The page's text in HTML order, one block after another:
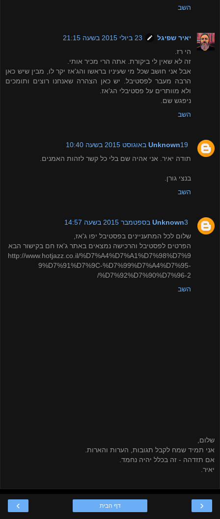
השב
יאיר שפיגל
23 ביולי 2015 בשעה 21:15
הי רז.
זה לא שאין לי ביקורת. אתה הרי מכיר אותי.
אבל אני חושב שכל מי שעיניו בראשו והג'אז יקר לו, מבין שיש כאן
הרבה מעבר לפסטיבל. יש כאן הצהרה שאנחנו רוצים ותומכים
ולא מוותרים על פסטיבלי הג'אז.
ניפגש שם.
השב
Unknown19 באוגוסט 2015 בשעה 10:40
תודה יאיר. אני אהיה שם בלי כל קשר לזהות האמנים.
בנצי גורן.
השב
Unknown3 בספטמבר 2015 בשעה 14:57
שלום לכל המתעניינים בפסטיבל יפו ג'אז,
הפרטים לפסטיבל והרכישה נמצאים באתר ג'אז חם בקישור הבא
http://www.hotjazz.co.il/%D7%A4%D7%A1%D7%98%D7%9
9%D7%91%D7%9C-%D7%99%D7%A4%D7%95-
%D7%92%D7%90%D7%96-2/
השב
שלום,
אני תמיד שמח לקבל תגובות, הערות והארות.
אם תזדהה - זה בכלל יהיה נחמד.
יאיר.
‹
› דף הבית